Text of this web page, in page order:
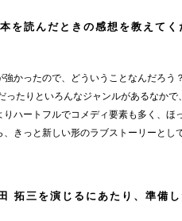
を読んだときの感想を教えてく
かったので、どういうことなんだろ
ったりといろんなジャンルがあるなか
ハートフルでコメディ要素も多く、
きっと新しい形のラブストーリーとし
拓三を演じるにあたり、準備し